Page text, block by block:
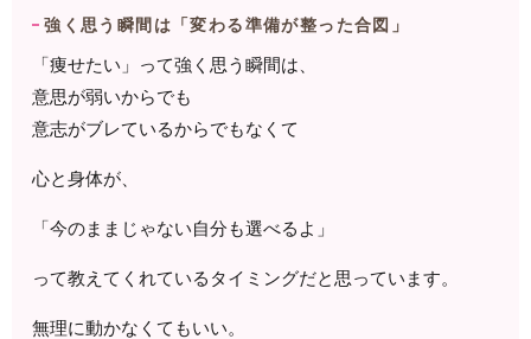
強く思う瞬間は「変わる準備が整った合図」
「痩せたい」って強く思う瞬間は、
意思が弱いからでも
意志がブレているからでもなくて
心と身体が、
「今のままじゃない自分も選べるよ」
って教えてくれているタイミングだと思っています。
無理に動かなくてもいい。